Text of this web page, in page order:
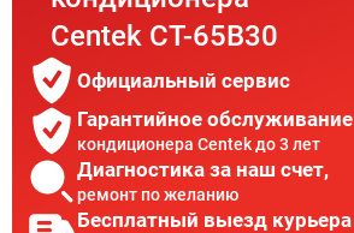
Centek CT-65B30
Официальный сервис
Гарантийное обслуживание
кондиционера Centek до 3 лет
Диагностика за наш счет,
ремонт по желанию
Бесплатный выезд курьера